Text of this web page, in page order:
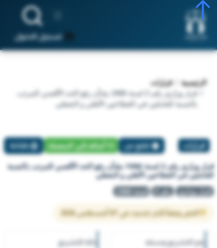
تسجيل الدخول
الرئيسية
قرارات
قرار وزاري رقم 2 لسنة 1986 بشأن رفع الحد الأقصي للمرتب
بالنسبة للعاملين في القطاعين الأهلي و النفطي
قرارات تبليغ عن أضافة إلي المفضلة طباعة
قرار وزاري رقم 2 لسنة 1986 بشأن رفع الحد الأقصي للمرتب بالنسبة
للعاملين في القطاعين الأهلي و النفطي
قرار وزاري رقم 2 لسنة 1986
النص وفقاً لآخر تحديث في 07 أغسطس 2026
رقم التشريع وسنته حالة التشريع